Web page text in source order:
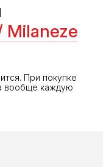
При покупке
вообще каждую